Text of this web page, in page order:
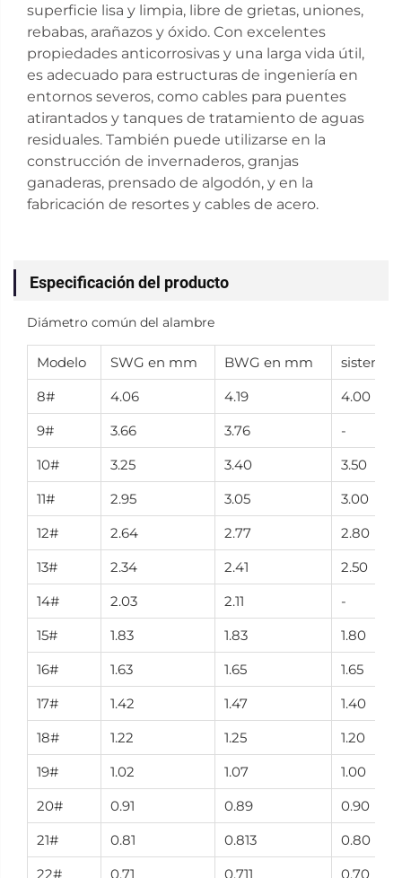
superficie lisa y limpia, libre de grietas, uniones,
rebabas, arañazos y óxido. Con excelentes
propiedades anticorrosivas y una larga vida útil,
es adecuado para estructuras de ingeniería en
entornos severos, como cables para puentes
atirantados y tanques de tratamiento de aguas
residuales. También puede utilizarse en la
construcción de invernaderos, granjas
ganaderas, prensado de algodón, y en la
fabricación de resortes y cables de acero.
Especificación del producto
Diámetro común del alambre
Modelo SWG en mm BWG en mm
sistema
8#
4.06 4.19
4.00
9#
3.66 3.76
-
10#
3.25 3.40
3.50
11#
2.95 3.05
3.00
12#
2.64 2.77
2.80
13#
2.34 2.41
2.50
14#
2.03 2.11
-
15#
1.83 1.83
1.80
16#
1.63 1.65
1.65
17#
1.42 1.47
1.40
18#
1.22 1.25
1.20
19#
1.02 1.07
1.00
20#
0.91 0.89
0.90
21#
0.81 0.813
0.80
22#
0.71 0.711 0.70